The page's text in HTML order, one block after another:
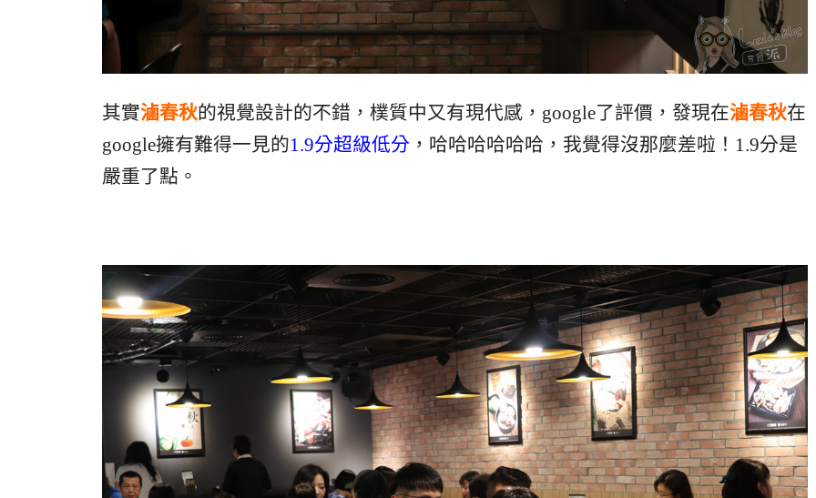
其實滷春秋的視覺設計的不錯，樸質中又有現代感，google了評價，發現在滷春秋在
google擁有難得一見的1.9分超級低分 ，哈哈哈哈哈哈，我覺得沒那麼差啦！1.9分是
嚴重了點。